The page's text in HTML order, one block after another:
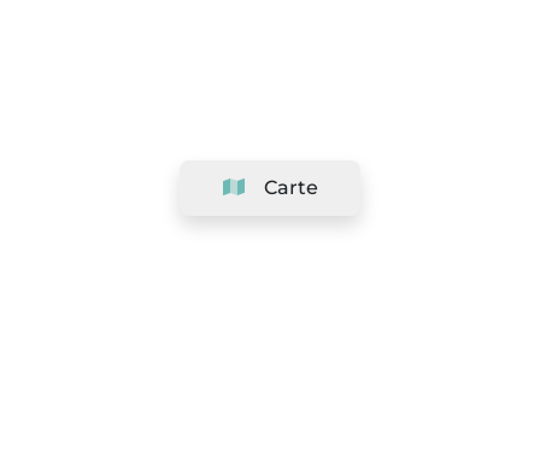
Carte